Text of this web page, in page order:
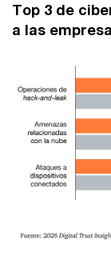
Top 3 de
a las